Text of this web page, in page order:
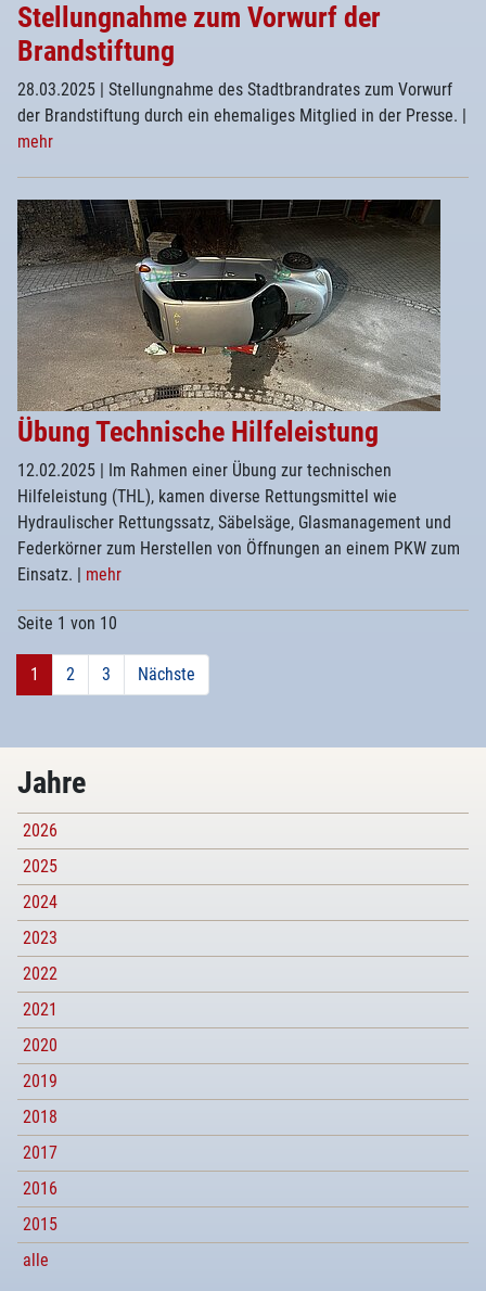
Stellungnahme zum Vorwurf der
Brandstiftung
28.03.2025 | Stellungnahme des Stadtbrandrates zum Vorwurf
der Brandstiftung durch ein ehemaliges Mitglied in der Presse. |
mehr
Übung Technische Hilfeleistung
12.02.2025 | Im Rahmen einer Übung zur technischen
Hilfeleistung (THL), kamen diverse Rettungsmittel wie
Hydraulischer Rettungssatz, Säbelsäge, Glasmanagement und
Federkörner zum Herstellen von Öffnungen an einem PKW zum
Einsatz. | mehr
Seite 1 von 10
1 2 3 Nächste
Jahre
2026
2025
2024
2023
2022
2021
2020
2019
2018
2017
2016
2015
alle